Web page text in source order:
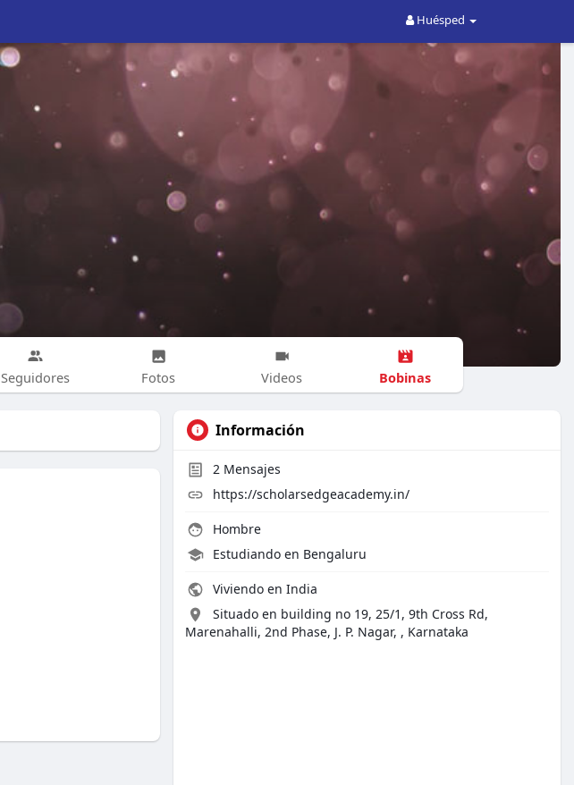
Huésped
Seguidores Fotos Videos Bobinas
Información
2 Mensajes
https://scholarsedgeacademy.in/
Hombre
Estudiando en Bengaluru
Viviendo en India
Situado en building no 19, 25/1, 9th Cross Rd,
Marenahalli, 2nd Phase, J. P. Nagar, , Karnataka